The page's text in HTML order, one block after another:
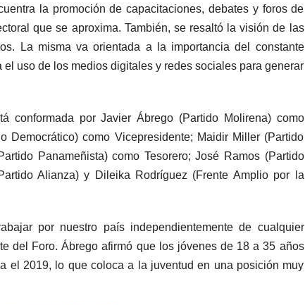
la promoción de capacitaciones, debates y foros de
que se aproxima. También, se resaltó la visión de las
La misma va orientada a la importancia del constante
uso de los medios digitales y redes sociales para generar
conformada por Javier Ábrego (Partido Molirena) como
Democrático) como Vicepresidente; Maidir Miller (Partido
Panameñista) como Tesorero; José Ramos (Partido
Alianza) y Dileika Rodríguez (Frente Amplio por la
por nuestro país independientemente de cualquier
del Foro. Ábrego afirmó que los jóvenes de 18 a 35 años
el 2019, lo que coloca a la juventud en una posición muy